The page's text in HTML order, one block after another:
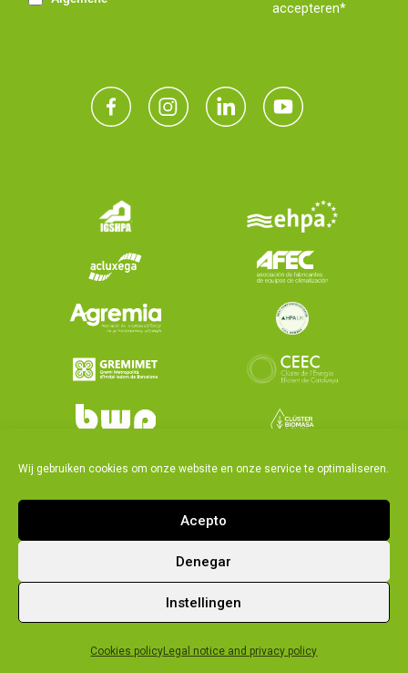
Wij gebruiken cookies om onze website en onze service te optimaliseren.
Acepto
Denegar
Instellingen
Cookies policyLegal notice and privacy policy
accepteren*
© 2026 Ecoforest. Alle rechten voorbehouden.
Kwaliteitsbeleid|Legal notice and privacy policy|
Cookies policy